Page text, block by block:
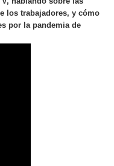
los trabajadores, y cómo
por la pandemia de